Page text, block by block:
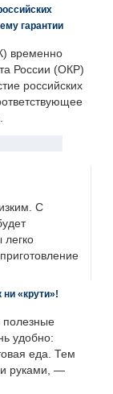
гарантии
временно
России (ОКР)
российских
С
легко
«крути»!
полезные
удобно:
еда. Тем
руками, —